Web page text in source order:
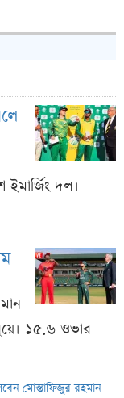
ইমার্জিং দল।
১৫.৬ ওভার
মোস্তাফিজুর রহমান